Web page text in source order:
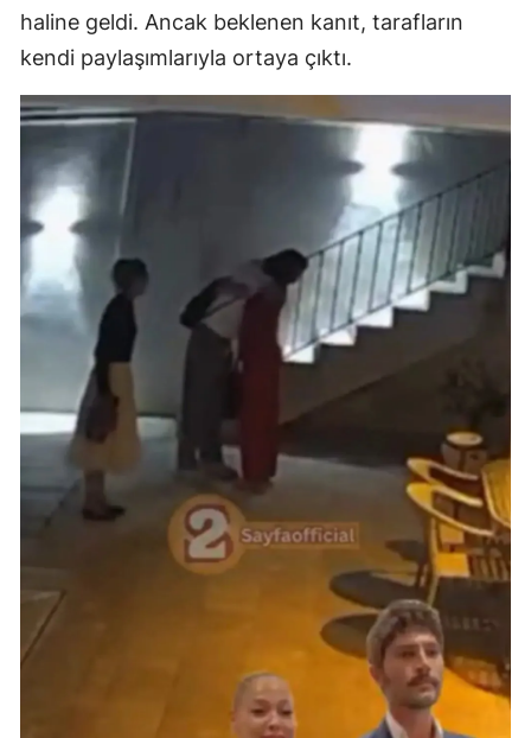
haline geldi. Ancak beklenen kanıt, tarafların
kendi paylaşımlarıyla ortaya çıktı.